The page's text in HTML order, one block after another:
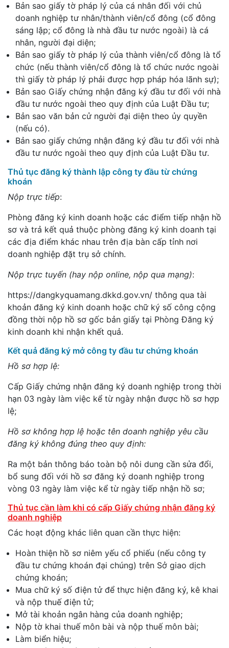
Bản sao giấy tờ pháp lý của cá nhân đối với chủ
doanh nghiệp tư nhân/thành viên/cổ đông (cổ đông
sáng lập; cổ đông là nhà đầu tư nước ngoài) là cá
nhân, người đại diện;
Bản sao giấy tờ pháp lý của thành viên/cổ đông là tổ
chức (nếu thành viên/cổ đông là tổ chức nước ngoài
thì giấy tờ pháp lý phải được hợp pháp hóa lãnh sự);
Bản sao Giấy chứng nhận đăng ký đầu tư đối với nhà
đầu tư nước ngoài theo quy định của Luật Đầu tư;
Bản sao văn bản cử người đại diện theo ủy quyền
(nếu có).
Bản sao giấy chứng nhận đăng ký đầu tư đối với nhà
đầu tư nước ngoài theo quy định của Luật Đầu tư.
Thủ tục đăng ký thành lập công ty đầu từ chứng
khoán
Nộp trực tiếp:
Phòng đăng ký kinh doanh hoặc các điểm tiếp nhận hồ
sơ và trả kết quả thuộc phòng đăng ký kinh doanh tại
các địa điểm khác nhau trên địa bàn cấp tỉnh nơi
doanh nghiệp đặt trụ sở chính.
Nộp trực tuyến (hay nộp online, nộp qua mạng):
https://dangkyquamang.dkkd.gov.vn/ thông qua tài
khoản đăng ký kinh doanh hoặc chữ ký số công cộng
đồng thời nộp hồ sơ gốc bản giấy tại Phòng Đăng ký
kinh doanh khi nhận khết quả.
Kết quả đăng ký mở công ty đầu tư chứng khoán
Hồ sơ hợp lệ:
Cấp Giấy chứng nhận đăng ký doanh nghiệp trong thời
hạn 03 ngày làm việc kể từ ngày nhận được hồ sơ hợp
lệ;
Hồ sơ không hợp lệ hoặc tên doanh nghiệp yêu cầu
đăng ký không đúng theo quy định:
Ra một bản thông báo toàn bộ nôi dung cần sửa đổi,
bổ sung đối với hồ sơ đăng ký doanh nghiệp trong
vòng 03 ngày làm việc kể từ ngày tiếp nhận hồ sơ;
Thủ tục cần làm khi có cấp Giấy chứng nhận đăng ký
doanh nghiệp
Các hoạt động khác liên quan cần thực hiện:
Hoàn thiện hồ sơ niêm yếu cổ phiếu (nếu công ty
đầu tư chứng khoán đại chúng) trên Sở giao dịch
chứng khoán;
Mua chữ ký số điện tử để thực hiện đăng ký, kê khai
và nộp thuế điện tử;
Mở tài khoản ngân hàng của doanh nghiệp;
Nộp tờ khai thuế môn bài và nộp thuế môn bài;
Làm biển hiệu;